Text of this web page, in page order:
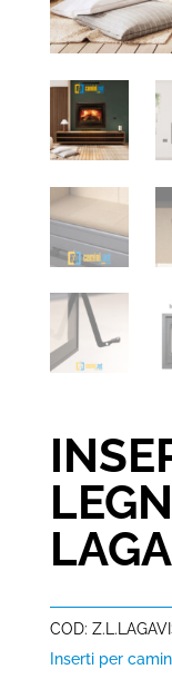
COD:
Inserti per